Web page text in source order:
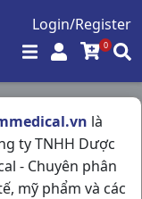
Login/Register
0
là
ty TNHH Dược
- Chuyên phân
mỹ phẩm và các
/
TrÍ